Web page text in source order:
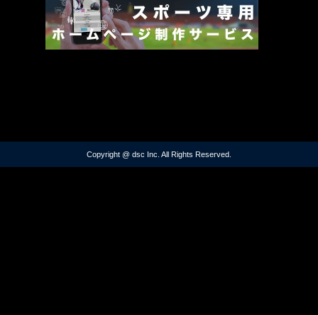
Copyright @ dsc Inc. All Rights Reserved.